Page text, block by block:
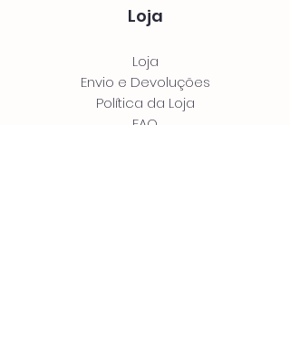
Loja
Loja
Envio e Devoluções
Política da Loja
FAQ